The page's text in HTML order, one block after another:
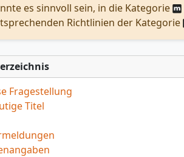
es sinnvoll sein, in die Kategorie
Richtlinien der Kategorie
Fragestellung
Titel